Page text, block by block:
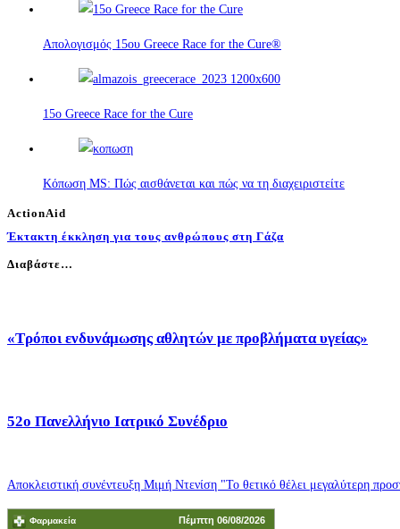
Απολογισμός 15ου Greece Race for the Cure®
15o Greece Race for the Cure
Κόπωση MS: Πώς αισθάνεται και πώς να τη διαχειριστείτε
ActionAid
Έκτακτη έκκληση για τους ανθρώπους στη Γάζα
Διαβάστε…
«Τρόποι ενδυνάμωσης αθλητών με προβλήματα υγείας»
52o Πανελλήνιο Ιατρικό Συνέδριο
Αποκλειστική συνέντευξη Μιμή Ντενίση "Το θετικό θέλει μεγαλύτερη